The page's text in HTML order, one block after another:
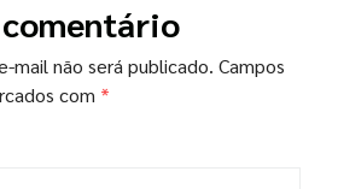
mail não será publicado. Campos
com *